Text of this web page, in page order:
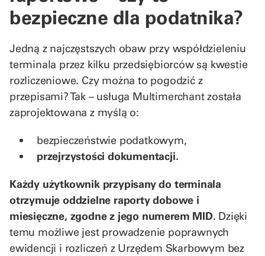
bezpieczne dla podatnika?
Jedną z najczęstszych obaw przy współdzieleniu
terminala przez kilku przedsiębiorców są kwestie
rozliczeniowe. Czy można to pogodzić z
przepisami? Tak – usługa Multimerchant została
zaprojektowana z myślą o:
bezpieczeństwie podatkowym,
przejrzystości dokumentacji.
Każdy użytkownik przypisany do terminala
otrzymuje oddzielne raporty dobowe i
miesięczne, zgodne z jego numerem MID. Dzięki
temu możliwe jest prowadzenie poprawnych
ewidencji i rozliczeń z Urzędem Skarbowym bez